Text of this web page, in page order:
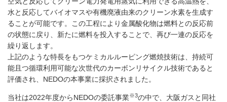
水と反応してバイオマスや有機廃液由来のクリーン水素を生成す
ることが可能です。この工程により金属酸化物は燃料との反応前
の状態に戻り、新たに燃料を投入することで、再び一連の反応を
繰り返します。
上記のような特長をもつケミカルルーピング燃焼技術は、持続可
能且つ循環利用可能な次世代のカーボンリサイクル技術であると
評価され、NEDOの本事業に採択されました。
当社は2022年度からNEDOの委託事業※3の中で、大阪ガスと同社